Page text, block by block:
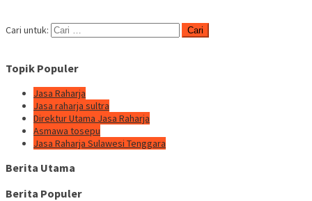
Cari untuk:
Topik Populer
Jasa Raharja
Jasa raharja sultra
Direktur Utama Jasa Raharja
Asmawa tosepu
Jasa Raharja Sulawesi Tenggara
Berita Utama
Berita Populer